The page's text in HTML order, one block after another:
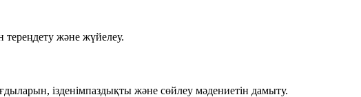
тереңдету және жүйелеу.
ізденімпаздықты және сөйлеу мәдениетін дамыту.